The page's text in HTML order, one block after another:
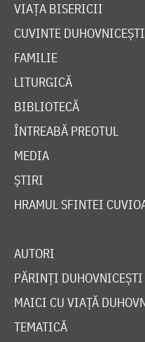
VIAȚA BISERICII
CUVINTE DUHOVNICEȘTI
FAMILIE
LITURGICĂ
BIBLIOTECĂ
ÎNTREABĂ PREOTUL
MEDIA
ȘTIRI
HRAMUL SFINTEI
AUTORI
PĂRINȚI DUHOVNICEȘTI
MAICI CU VIAȚĂ
TEMATICĂ